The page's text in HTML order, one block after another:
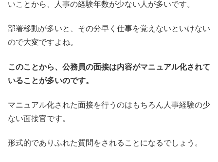
いことから、人事の経験年数が少ない人が多いです。
部署移動が多いと、その分早く仕事を覚えないといけない
ので大変ですよね。
このことから、公務員の面接は内容がマニュアル化されて
いることが多いのです。
マニュアル化された面接を行うのはもちろん人事経験の少
ない面接官です。
形式的でありふれた質問をされることになるでしょう。